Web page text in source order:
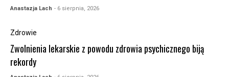
Anastazja Lach - 6 sierpnia, 2026
Zdrowie
Zwolnienia lekarskie z powodu zdrowia psychicznego biją
rekordy